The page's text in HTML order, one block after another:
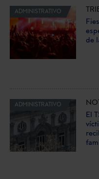
ADMINISTRATIVO
de
ADMINISTRATIVO
El